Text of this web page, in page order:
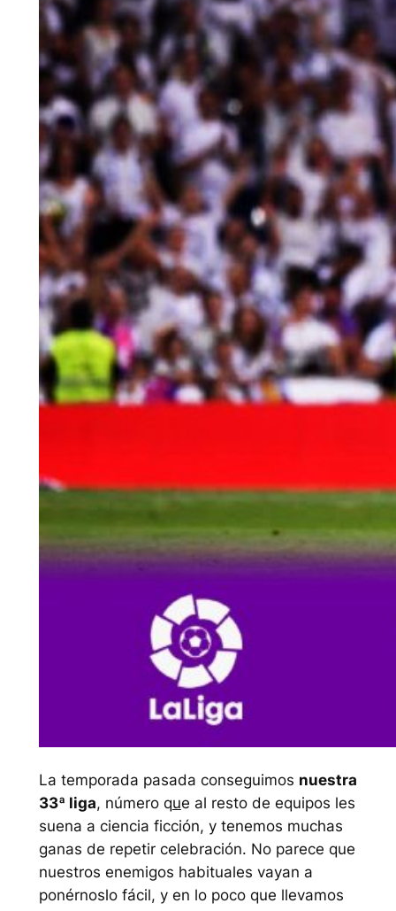
La temporada pasada conseguimos nuestra
33ª liga, número que al resto de equipos les
suena a ciencia ficción, y tenemos muchas
ganas de repetir celebración. No parece que
nuestros enemigos habituales vayan a
ponérnoslo fácil, y en lo poco que llevamos